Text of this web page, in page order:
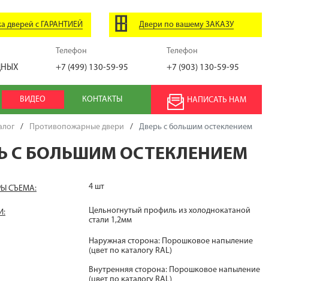
дверей с ГАРАНТИЕЙ Двери по вашему ЗАКАЗУ
Телефон
+7 (499) 130-59-95
Телефон
+7 (903) 130-59-95
ВИДЕО КОНТАКТЫ НАПИСАТЬ НАМ
/ Противопожарные двери / Дверь с большим остеклением
С БОЛЬШИМ ОСТЕКЛЕНИЕМ
СЪЕМА: 4 шт
Цельногнутый профиль из холоднокатаной
стали 1,2мм
Наружная сторона: Порошковое напыление
(цвет по каталогу RAL)
Внутренняя сторона: Порошковое напыление